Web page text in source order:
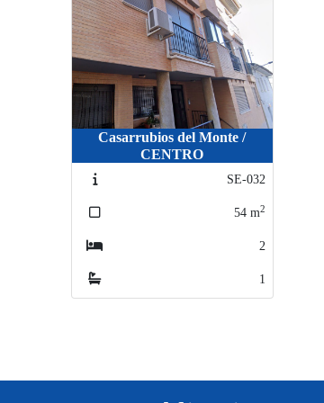
Casarrubios del Monte /
CENTRO
SE-032
54 m2
2
1